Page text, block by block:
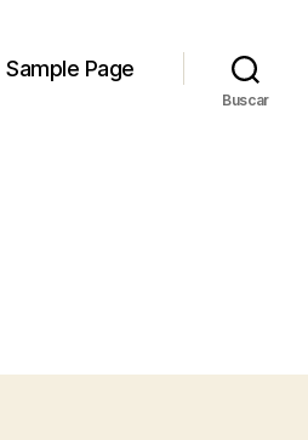
Sample Page
Buscar